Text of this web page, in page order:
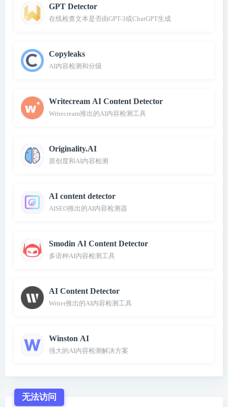
GPT Detector
在线检查文本是否由GPT-3或ChatGPT生成
Copyleaks
AI内容检测和分级
Writecream AI Content Detector
Writecream推出的AI内容检测工具
Originality.AI
原创度和AI内容检测
AI content detector
AISEO推出的AI内容检测器
Smodin AI Content Detector
多语种AI内容检测工具
AI Content Detector
Writer推出的AI内容检测工具
Winston AI
强大的AI内容检测解决方案
无法访问